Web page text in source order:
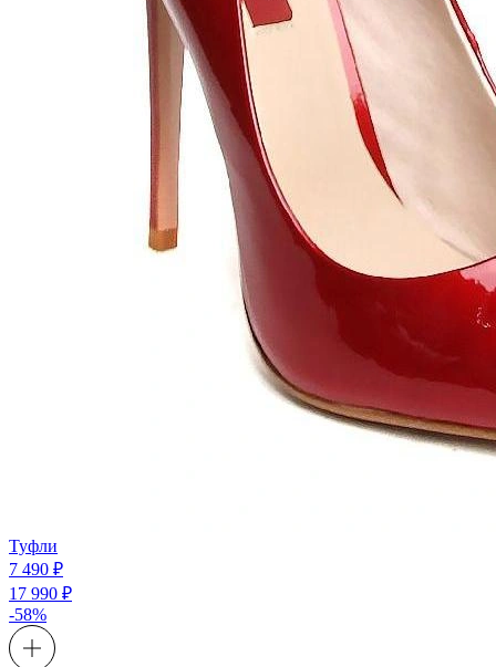
Туфли
7 490 ₽
17 990 ₽
-58%